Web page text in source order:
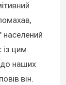
населений
із цим
наших
він.